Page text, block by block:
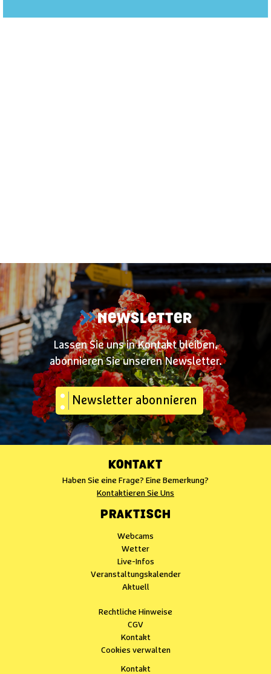
NEWSLETTER
Lassen Sie uns in Kontakt bleiben,
abonnieren Sie unseren Newsletter.
Newsletter abonnieren
KONTAKT
Haben Sie eine Frage? Eine Bemerkung?
Kontaktieren Sie Uns
PRAKTISCH
Webcams
Wetter
Live-Infos
Veranstaltungskalender
Aktuell
Rechtliche Hinweise
CGV
Kontakt
Cookies verwalten
Kontakt